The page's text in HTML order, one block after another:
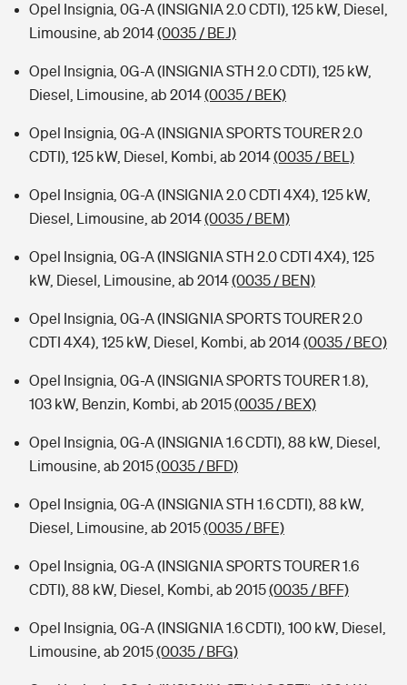
Opel Insignia, 0G-A (INSIGNIA 2.0 CDTI), 125 kW, Diesel,
Limousine, ab 2014(0035 / BEJ)
Opel Insignia, 0G-A (INSIGNIA STH 2.0 CDTI), 125 kW,
Diesel, Limousine, ab 2014(0035 / BEK)
Opel Insignia, 0G-A (INSIGNIA SPORTS TOURER 2.0
CDTI), 125 kW, Diesel, Kombi, ab 2014(0035 / BEL)
Opel Insignia, 0G-A (INSIGNIA 2.0 CDTI 4X4), 125 kW,
Diesel, Limousine, ab 2014(0035 / BEM)
Opel Insignia, 0G-A (INSIGNIA STH 2.0 CDTI 4X4), 125
kW, Diesel, Limousine, ab 2014(0035 / BEN)
Opel Insignia, 0G-A (INSIGNIA SPORTS TOURER 2.0
CDTI 4X4), 125 kW, Diesel, Kombi, ab 2014(0035 / BEO)
Opel Insignia, 0G-A (INSIGNIA SPORTS TOURER 1.8),
103 kW, Benzin, Kombi, ab 2015(0035 / BEX)
Opel Insignia, 0G-A (INSIGNIA 1.6 CDTI), 88 kW, Diesel,
Limousine, ab 2015(0035 / BFD)
Opel Insignia, 0G-A (INSIGNIA STH 1.6 CDTI), 88 kW,
Diesel, Limousine, ab 2015(0035 / BFE)
Opel Insignia, 0G-A (INSIGNIA SPORTS TOURER 1.6
CDTI), 88 kW, Diesel, Kombi, ab 2015(0035 / BFF)
Opel Insignia, 0G-A (INSIGNIA 1.6 CDTI), 100 kW, Diesel,
Limousine, ab 2015(0035 / BFG)